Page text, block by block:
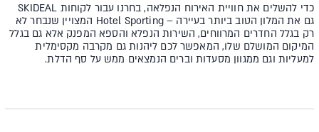
כדי להשלים את חוויית האירוח הנפלאה, בחרנו עבור לקוחות SKIDEAL
גם את המלון הטוב ביותר בעיירה – Hotel Sporting המצויין שנבחר לא
רק בגלל החדרים המרווחים, השירות הנפלא והספא המפנק אלא גם בגלל
המיקום המושלם שלו, המאפשר לכם ליהנות גם מקרבה מקסימלית
למעליות וגם ממגוון מסעדות וברים הנמצאים ממש על סף הדלת.